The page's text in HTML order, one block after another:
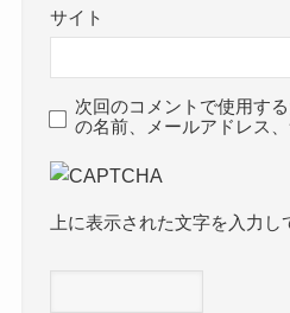
サイト
次回のコメントで使用す
の名前、メールアドレス
上に表示された文字を入力し